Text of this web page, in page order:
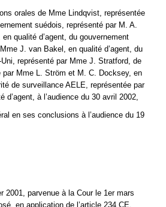
orales de Mme Lindqvist, représentée
suédois, représenté par M. A.
qualité d’agent, du gouvernement
J. van Bakel, en qualité d’agent, du
représenté par Mme J. Stratford, de
par Mme L. Ström et M. C. Docksey, en
de surveillance AELE, représentée par
d’agent, à l’audience du 30 avril 2002,
en ses conclusions à l’audience du 19
2001, parvenue à la Cour le 1er mars
en application de l’article 234 CE,